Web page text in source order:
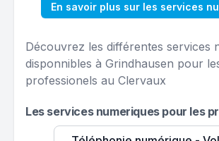
En savoir plus sur les services
Découvrez les différentes services
disponnibles à Grindhausen pour
professionels au Clervaux
Les services numeriques pour les